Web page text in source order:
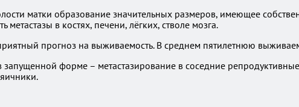
матки образование значительных размеров, имеющее
метастазы в костях, печени, лёгких, стволе мозга.
прогноз на выживаемость. В среднем пятилетнюю
форме – метастазирование в соседние